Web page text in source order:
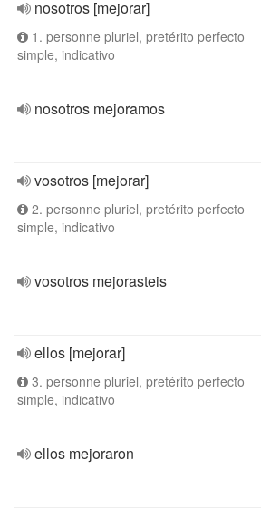
nosotros [mejorar]
1. personne pluriel, pretérito perfecto
simple, indicativo
nosotros mejoramos
vosotros [mejorar]
2. personne pluriel, pretérito perfecto
simple, indicativo
vosotros mejorasteis
ellos [mejorar]
3. personne pluriel, pretérito perfecto
simple, indicativo
ellos mejoraron